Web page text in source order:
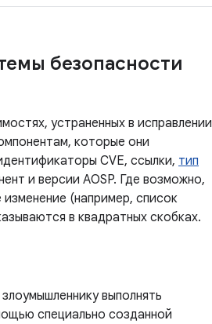
безопасности
устраненных в исправлении
которые они
CVE, ссылки, тип
и версии AOSP. Где возможно,
(например, список
в квадратных скобках.
выполнять
специально созданной